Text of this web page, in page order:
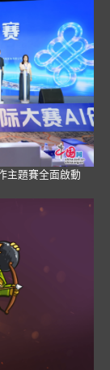
主題賽全面啟動